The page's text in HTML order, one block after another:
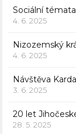
Sociální
4. 6. 2025
Nizozemský
4. 6. 2025
Návštěva
3. 6. 2025
20 let
28. 5. 2025